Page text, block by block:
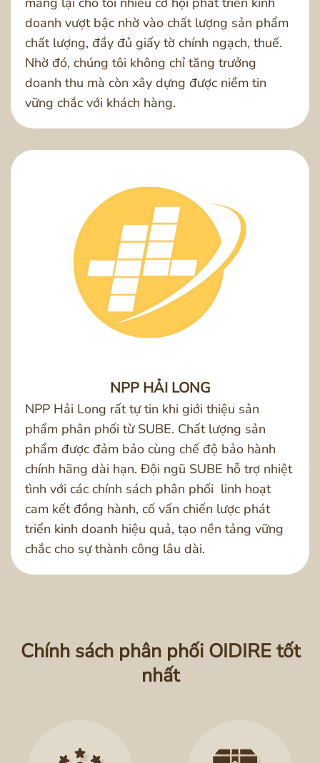
doanh vượt bậc nhờ vào chất lượng sản phẩm
chất lượng, đầy đủ giấy tờ chính ngạch, thuế.
Nhờ đó, chúng tôi không chỉ tăng trưởng
doanh thu mà còn xây dựng được niềm tin
vững chắc với khách hàng.
NPP HẢI LONG
NPP Hải Long rất tự tin khi giới thiệu sản
phẩm phân phối từ SUBE. Chất lượng sản
phẩm được đảm bảo cùng chế độ bảo hành
chính hãng dài hạn. Đội ngũ SUBE hỗ trợ nhiệt
tình với các chính sách phân phối linh hoạt
cam kết đồng hành, cố vấn chiến lược phát
triển kinh doanh hiệu quả, tạo nền tảng vững
chắc cho sự thành công lâu dài.
Chính sách phân phối OIDIRE tốt
nhất